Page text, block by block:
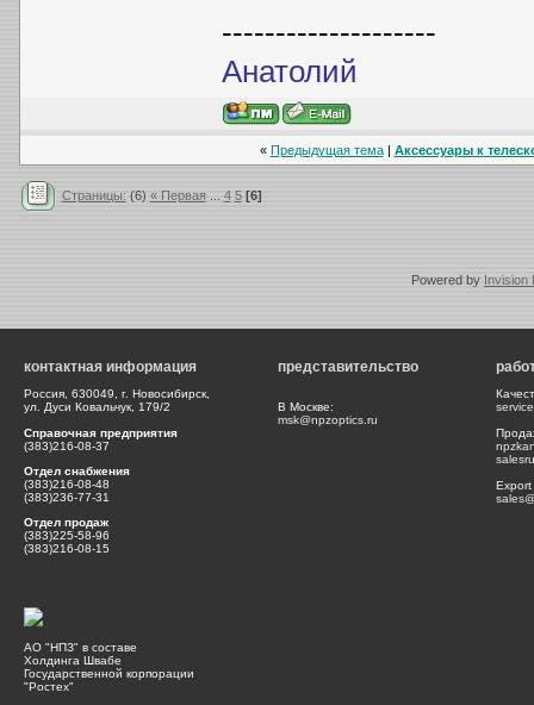
--------------------
Анатолий
« Предыдущая тема| Аксессуары к
Страницы: (6) « Первая... 4 5 [6]
Powered by Invision
контактная информация
Россия, 630049, г. Новосибирск,
ул. Дуси Ковальчук, 179/2
Справочная предприятия
(383)216-08-37
Отдел снабжения
(383)216-08-48
(383)236-77-31
Отдел продаж
(383)225-58-96
(383)216-08-15
представительство
В Москве:
msk@npzoptics.ru
АО "НПЗ" в составе
Холдинга Швабе
Государственной корпорации
"Ростех"